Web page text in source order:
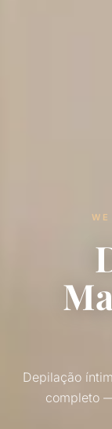
Depilação
completo